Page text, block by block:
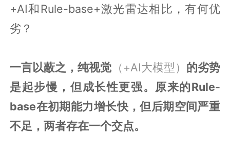
+AI和Rule-base+激光雷达相比，有何优
劣？
一言以蔽之，纯视觉（+AI大模型） 的劣势
是起步慢，但成长性更强。原来的Rule-
base在初期能力增长快，但后期空间严重
不足，两者存在一个交点。